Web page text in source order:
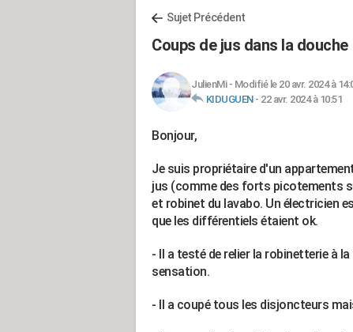
Sujet Précédent
Coups de jus dans la douche
JulienMi- Modifié le 20 avr. 2024 à
KIDUGUEN- 22 avr. 2024 à 10:51
Bonjour,
Je suis propriétaire d'un
jus (comme des forts picotements
et robinet du lavabo. Un électricien
que les différentiels étaient ok.
- Il a testé de relier la robinetterie à
sensation.
- Il a coupé tous les disjoncteurs